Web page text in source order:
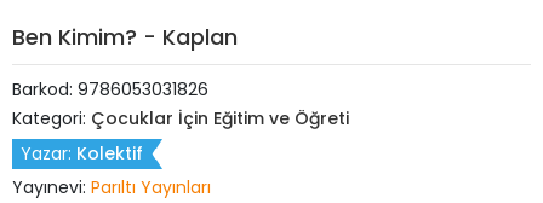
Ben Kimim? - Kaplan
Barkod: 9786053031826
Kategori: Çocuklar İçin Eğitim ve Öğreti
Yazar: Kolektif
Yayınevi: Parıltı Yayınları